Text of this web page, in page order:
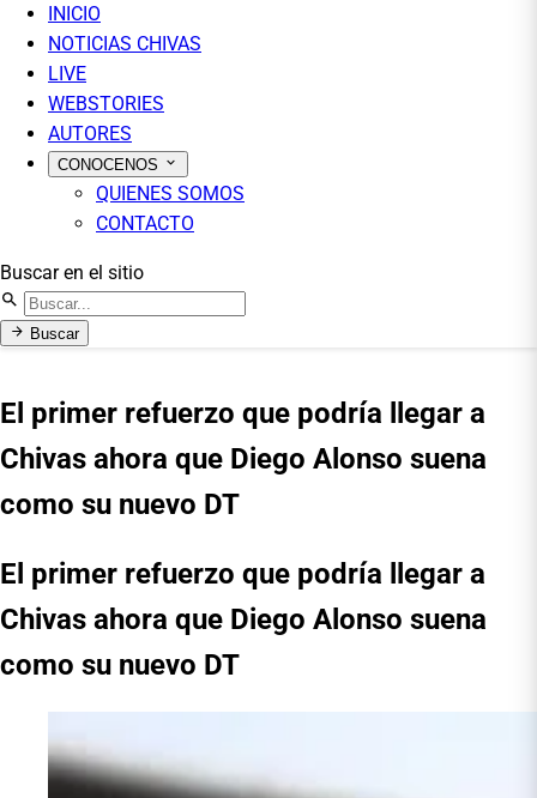
INICIO
NOTICIAS CHIVAS
LIVE
WEBSTORIES
AUTORES
CONOCENOS
QUIENES SOMOS
CONTACTO
Buscar en el sitio
Buscar
El primer refuerzo que podría llegar a
Chivas ahora que Diego Alonso suena
como su nuevo DT
El primer refuerzo que podría llegar a
Chivas ahora que Diego Alonso suena
como su nuevo DT